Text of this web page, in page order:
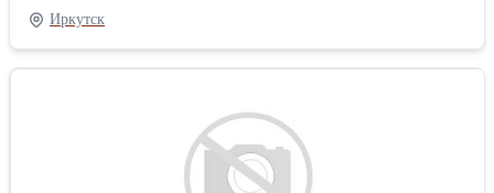
Размеры и цены: горельник лес | Свежий лес 100х100х6000мм
6500 руб. | 10400 руб/м3 100x180х6000мм 6800 руб. | 10400 руб/
м3 100х150х6000мм 5800 руб. | 7900 руб/м3 150х150х6000мм
Также есть брус, брусок. Позвоните нам, мы расскажем! ----------
---------------------------- Форма оплаты: наличный, безналичный
расчет. Так же есть и другие виды пиломатериалов, смотрите
Иркутск